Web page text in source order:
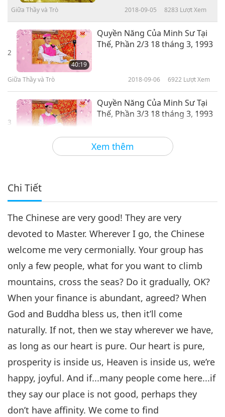
Xem thêm
Giữa Thầy và Trò 2018-09-05 8283 Lượt Xem
2
40:19
Quyền Năng Của Minh Sư Tại
Thế, Phần 2/3 18 tháng 3, 1993
Giữa Thầy và Trò 2018-09-06 6922 Lượt Xem
3
Quyền Năng Của Minh Sư Tại
Thế, Phần 3/3 18 tháng 3, 1993
Giữa Thầy và Trò 2018-09-07 7327
Chi Tiết
The Chinese are very good! They are very
devoted to Master. Wherever I go, the Chinese
welcome me very cermonially. Your group has
only a few people, what for you want to climb
mountains, cross the seas? Do it gradually, OK?
When your finance is abundant, agreed? When
God and Buddha bless us, then it’ll come
naturally. If not, then we stay wherever we have,
as long as our heart is pure. Our heart is pure,
prosperity is inside us, Heaven is inside us, we’re
happy, joyful. And if...many people come here...if
they say our place is not good, perhaps they
don’t have affinity. We come to find